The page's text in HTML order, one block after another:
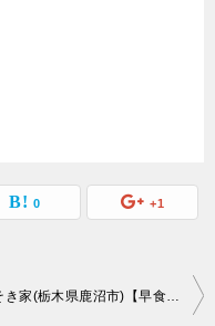
0 +1
ばそき家(栃木県鹿沼市)【早食い】10分以内完食で無料のデカ盛り焼きそばに挑戦【大食い】